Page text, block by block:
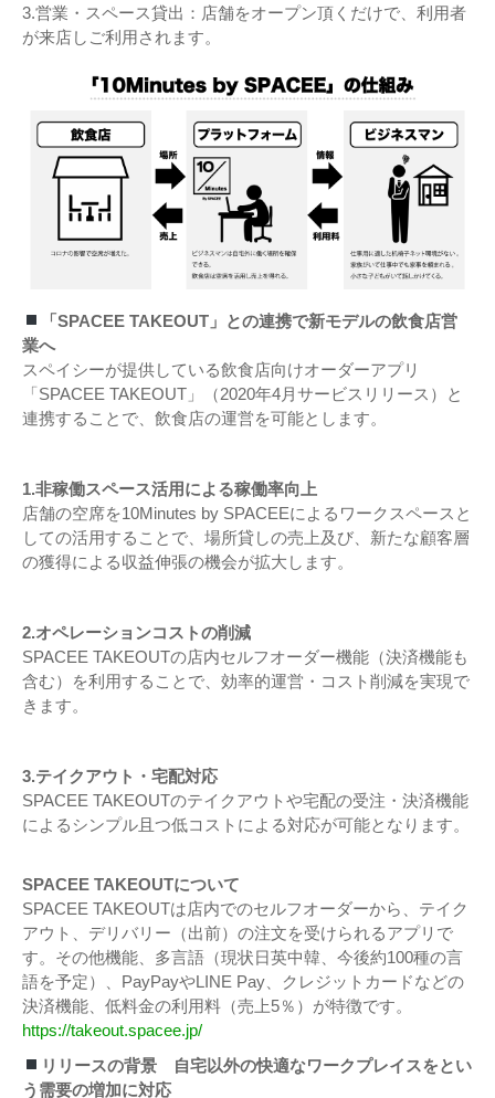
3.営業・スペース貸出：店舗をオープン頂くだけで、利用者
が来店しご利用されます。
「SPACEE TAKEOUT」との連携で新モデルの飲食店営
業へ
スペイシーが提供している飲食店向けオーダーアプリ
「SPACEE TAKEOUT」（2020年4月サービスリリース）と
連携することで、飲食店の運営を可能とします。
1.非稼働スペース活用による稼働率向上
店舗の空席を10Minutes by SPACEEによるワークスペースと
しての活用することで、場所貸しの売上及び、新たな顧客層
の獲得による収益伸張の機会が拡大します。
2.オペレーションコストの削減
SPACEE TAKEOUTの店内セルフオーダー機能（決済機能も
含む）を利用することで、効率的運営・コスト削減を実現で
きます。
3.テイクアウト・宅配対応
SPACEE TAKEOUTのテイクアウトや宅配の受注・決済機能
によるシンプル且つ低コストによる対応が可能となります。
SPACEE TAKEOUTについて
SPACEE TAKEOUTは店内でのセルフオーダーから、テイク
アウト、デリバリー（出前）の注文を受けられるアプリで
す。その他機能、多言語（現状日英中韓、今後約100種の言
語を予定）、PayPayやLINE Pay、クレジットカードなどの
決済機能、低料金の利用料（売上5％）が特徴です。
https://takeout.spacee.jp/
リリースの背景 自宅以外の快適なワークプレイスをとい
う需要の増加に対応